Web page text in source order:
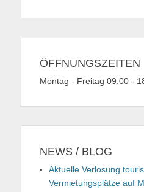
ÖFFNUNGSZEITEN
Montag - Freitag 09:00 -
NEWS / BLOG
Aktuelle Verlosung
Vermietungsplätze auf